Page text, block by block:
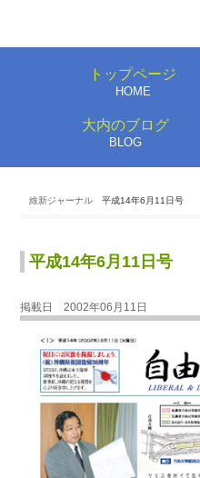
トップページ
HOME
大内のブログ
BLOG
維新ジャーナル 平成14年6月11日号
平成14年6月11日号
掲載日 2002年06月11日